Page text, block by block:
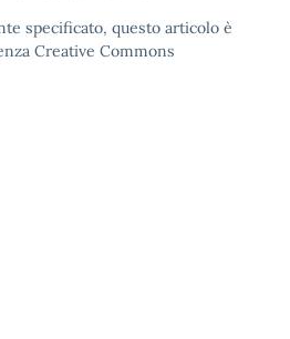
specificato, questo articolo è
Creative Commons